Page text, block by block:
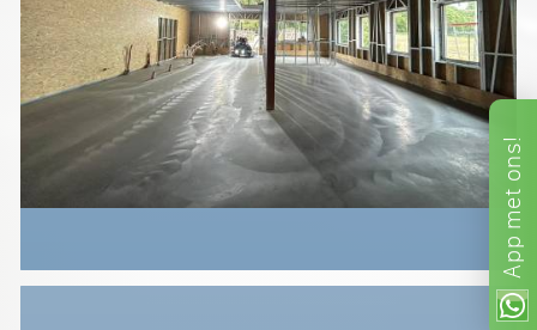
App
met
ons!